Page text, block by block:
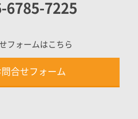
6785-7225
フォームはこちら
問合せフォーム